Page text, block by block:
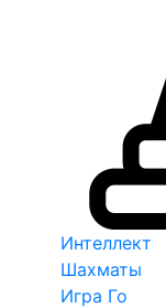
Интеллект
Шахматы
Игра Го